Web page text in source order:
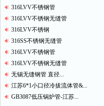
316LVV不锈钢管
316LVV不锈钢无缝管
316LVV不锈钢
316SS不锈钢无缝管
316LVV不锈钢管
316LVV不锈钢无缝管
无锡无缝钢管 直径...
江苏6*1小口径冷拔流体管&...
GB3087低压锅炉管-江苏...